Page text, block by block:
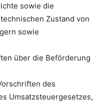
sowie die
Zustand von
sowie
über die Beförderung
des
Umsatzsteuergesetzes,